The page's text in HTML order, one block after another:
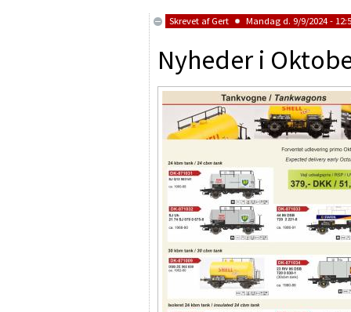
Skrevet af Gert Mandag d. 9/9/2024 -
Nyheder i